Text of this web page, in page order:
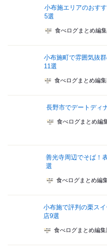
小布施エリアのおす
5選
食べログまとめ編
小布施町で雰囲気抜
11選
食べログまとめ編
長野市でデートディ
食べログまとめ編
善光寺周辺でそば！
選
食べログまとめ編
小布施で評判の栗ス
店9選
食べログまとめ編